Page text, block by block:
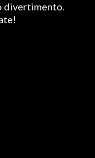
divertimento.